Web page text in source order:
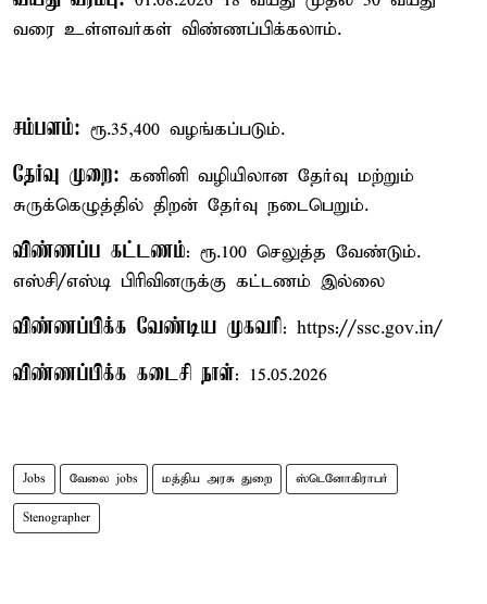
வரை உள்ளவர்கள் விண்ணப்பிக்கலாம்.
சம்பளம்: ரூ.35,400 வழங்கப்படும்.
தேர்வு முறை: கணினி வழியிலான தேர்வு மற்றும்
சுருக்கெழுத்தில் திறன் தேர்வு நடைபெறும்.
விண்ணப்ப கட்டணம்: ரூ.100 செலுத்த வேண்டும்.
எஸ்சி/எஸ்டி பிரிவினருக்கு கட்டணம் இல்லை
விண்ணப்பிக்க வேண்டிய முகவரி: https://ssc.gov.in/
விண்ணப்பிக்க கடைசி நாள்: 15.05.2026
Jobs வேலை jobs மத்திய அரசு துறை ஸ்டெனோகிராபர்
Stenographer